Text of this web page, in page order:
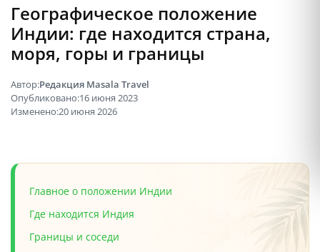
Географическое положение
Индии: где находится страна,
моря, горы и границы
Автор:Редакция Masala Travel
Опубликовано:16 июня 2023
Изменено:20 июня 2026
Главное о положении Индии
Где находится Индия
Границы и соседи